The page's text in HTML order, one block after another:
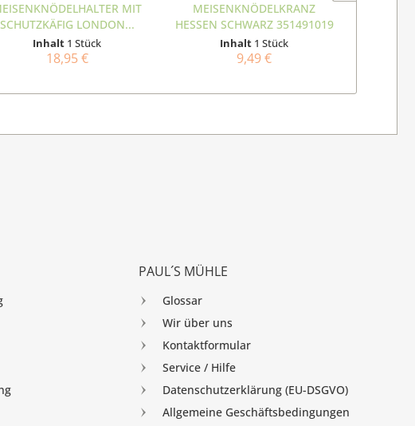
MIT
SCHUTZKÄFIG LONDON...
Inhalt 1 Stück
18,95 €
MEISENKNÖDELKRANZ
HESSEN SCHWARZ 351491019
Inhalt 1 Stück
9,49 €
PAUL´S MÜHLE
Glossar
Wir über uns
Kontaktformular
Service / Hilfe
Datenschutzerklärung (EU-DSGVO)
Allgemeine Geschäftsbedingungen